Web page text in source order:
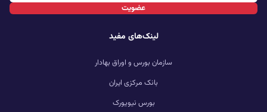
عضویت
لینک‌های مفید
سازمان بورس و اوراق بهادار
بانک مرکزی ایران
بورس نیویورک